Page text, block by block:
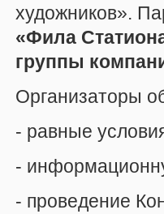
художников».
«Фила
группы
Организаторы
- равные
-
- проведение